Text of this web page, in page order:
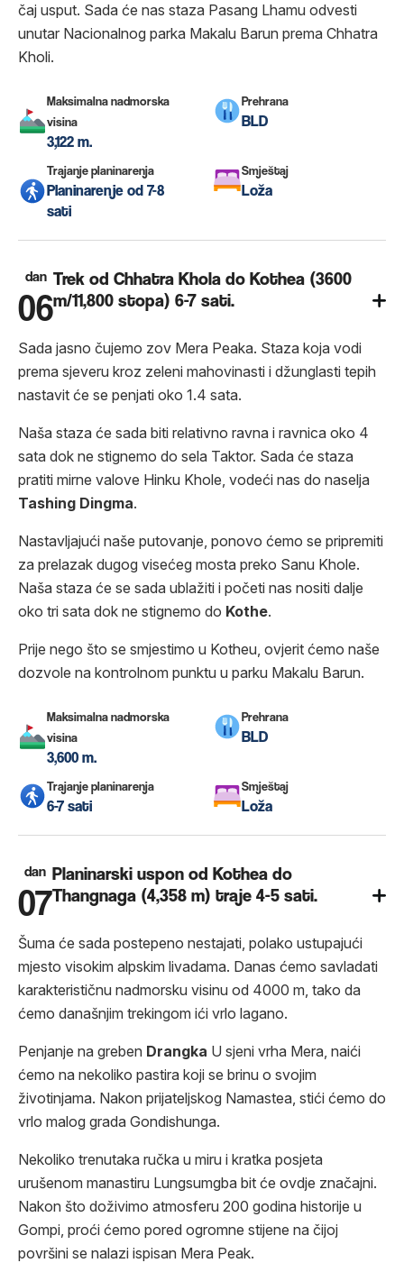
čaj usput. Sada će nas staza Pasang Lhamu odvesti
unutar Nacionalnog parka Makalu Barun prema Chhatra
Kholi.
Maksimalna nadmorska
visina
3,122 m.
Prehrana
BLD
Trajanje planinarenja
Planinarenje od 7-8
sati
Smještaj
Loža
dan
06
Trek od Chhatra Khola do Kothea (3600
m/11,800 stopa) 6-7 sati.
Sada jasno čujemo zov Mera Peaka. Staza koja vodi
prema sjeveru kroz zeleni mahovinasti i džunglasti tepih
nastavit će se penjati oko 1.4 sata.
Naša staza će sada biti relativno ravna i ravnica oko 4
sata dok ne stignemo do sela Taktor. Sada će staza
pratiti mirne valove Hinku Khole, vodeći nas do naselja
Tashing Dingma.
Nastavljajući naše putovanje, ponovo ćemo se pripremiti
za prelazak dugog visećeg mosta preko Sanu Khole.
Naša staza će se sada ublažiti i početi nas nositi dalje
oko tri sata dok ne stignemo do Kothe.
Prije nego što se smjestimo u Kotheu, ovjerit ćemo naše
dozvole na kontrolnom punktu u parku Makalu Barun.
Maksimalna nadmorska
visina
3,600 m.
Prehrana
BLD
Trajanje planinarenja
6-7 sati
Smještaj
Loža
dan
07
Planinarski uspon od Kothea do
Thangnaga (4,358 m) traje 4-5 sati.
Šuma će sada postepeno nestajati, polako ustupajući
mjesto visokim alpskim livadama. Danas ćemo savladati
karakterističnu nadmorsku visinu od 4000 m, tako da
ćemo današnjim trekingom ići vrlo lagano.
Penjanje na greben Drangka U sjeni vrha Mera, naići
ćemo na nekoliko pastira koji se brinu o svojim
životinjama. Nakon prijateljskog Namastea, stići ćemo do
vrlo malog grada Gondishunga.
Nekoliko trenutaka ručka u miru i kratka posjeta
urušenom manastiru Lungsumgba bit će ovdje značajni.
Nakon što doživimo atmosferu 200 godina historije u
Gompi, proći ćemo pored ogromne stijene na čijoj
površini se nalazi ispisan Mera Peak.